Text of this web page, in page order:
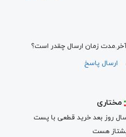
زمان ارسال چقدر است؟
ارسال پاسخ
مختاری
روز بعد خرید قطعی با پست
هست